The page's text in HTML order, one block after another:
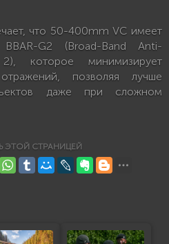
что 50-400mm VC имеет
G2 (Broad-Band Anti-
которое минимизирует
позволяя лучше
даже при сложном
ЭТОЙ СТРАНИЦЕЙ